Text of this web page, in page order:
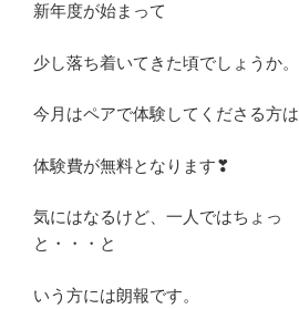
新年度が始まって
少し落ち着いてきた頃でしょうか。
今月はペアで体験してくださる方は
体験費が無料となります❣
気にはなるけど、一人ではちょっ
と・・・と
いう方には朗報です。